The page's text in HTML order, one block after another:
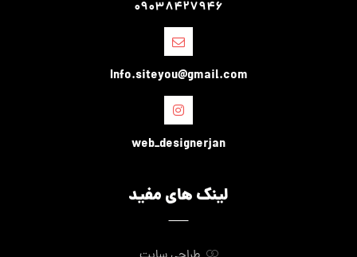
09038427946
Info.siteyou@gmail.com
web_designerjan
لینک های مفید